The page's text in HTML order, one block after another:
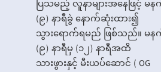
ပြသမည့် လူနာများအနေဖြင့် မ
(၉) နာရီခွဲ နောက်ဆုံးထား၍
သွားရောက်ရမည် ဖြစ်သည်။ မ
(၉) နာရီမှ (၁၂) နာရီအထိ
သားဖွားနှင့် မီးယပ်ဆောင် ( OG